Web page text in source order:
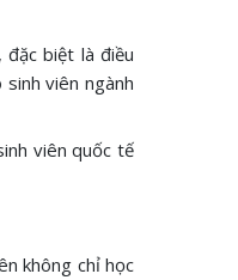
biệt là điều
viên ngành
viên quốc tế
không chỉ học